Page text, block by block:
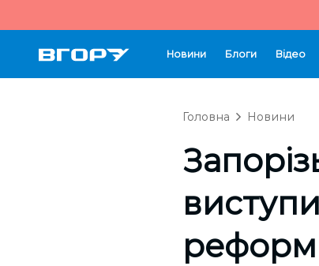
Новини Блоги Відео
Головна Новини